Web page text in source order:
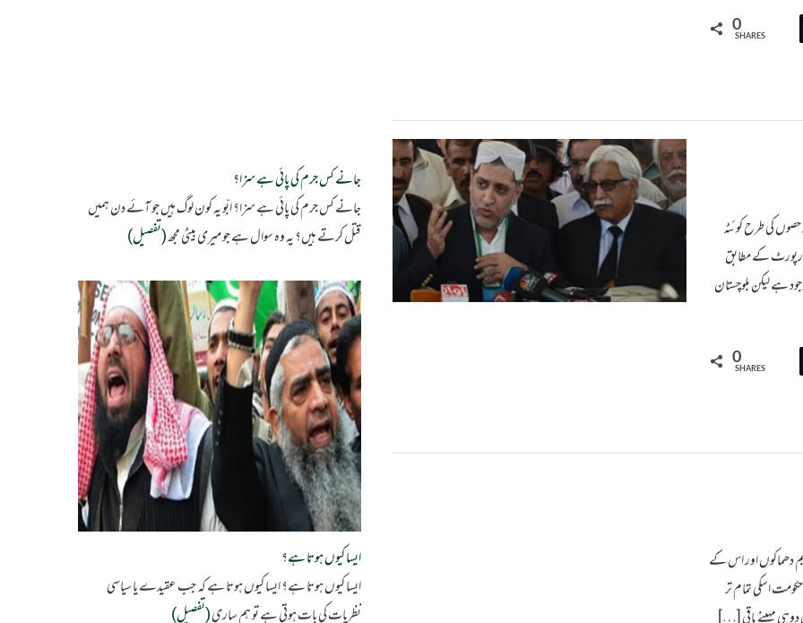
0
SHARES
کی طرح کوئٹہ
رپورٹ کے مطابق
ہے لیکن بلوچستان
0
SHARES
میں ہونے والے بم دھماکوں اور اس کے
ک رئیسانی حکومت اسکی تمام تر
جانے کس جرم کی پائی ہے سزا؟
جانے کس جرم کی پائی ہے سزا؟ ابّو یہ کون لوگ ہیں جو آئے دن ہمیں
قتل کرتے ہیں؟ یہ وہ سوال ہے جو میری بیٹی مجھ(تفصیل)
ایسا کیوں ہوتا ہے؟
ایسا کیوں ہوتا ہے؟ ایسا کیوں ہوتا ہے کہ جب عقیدے یا سیاسی
نظریات کی بات ہوتی ہے تو ہم ساری(تفصیل)